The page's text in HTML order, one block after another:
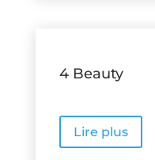
4 Beauty
Lire plus